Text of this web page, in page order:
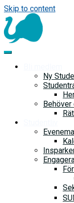
Skip to content
Ny
Behöver